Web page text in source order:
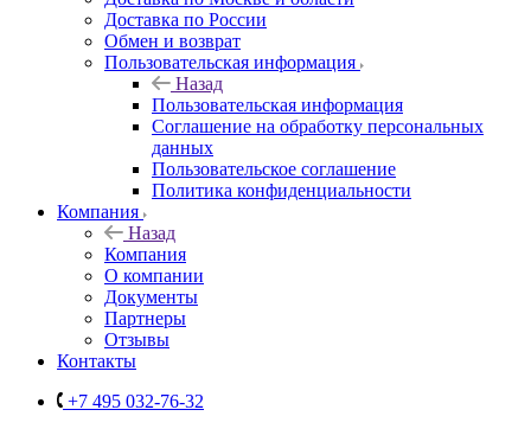
Доставка по России
Обмен и возврат
Пользовательская информация
Назад
Пользовательская информация
Соглашение на обработку персональных
данных
Пользовательское соглашение
Политика конфиденциальности
Компания
Назад
Компания
О компании
Документы
Партнеры
Отзывы
Контакты
+7 495 032-76-32